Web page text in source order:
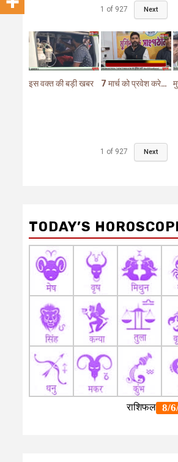
1 of 927 Next
इस वक्त की बड़ी खबर 7 मार्च को प्रवेश करेगा मुर्शिदाबाद में बीजेपी का परिवर्तन यात्रा रथ
1 of 927 Next
TODAY’S